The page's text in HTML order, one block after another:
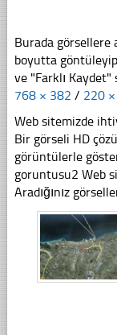
Burada
boyutta
ve "Farklı Kaydet"
768 × 382 / 220
Web sitemizde
Bir görseli HD
görüntülerle
goruntusu2 Web
Aradığınız